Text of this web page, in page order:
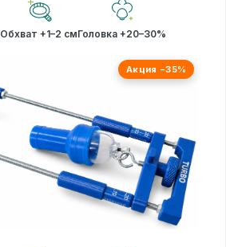
Обхват +1–2 смГоловка +20–30%
Акция −35%